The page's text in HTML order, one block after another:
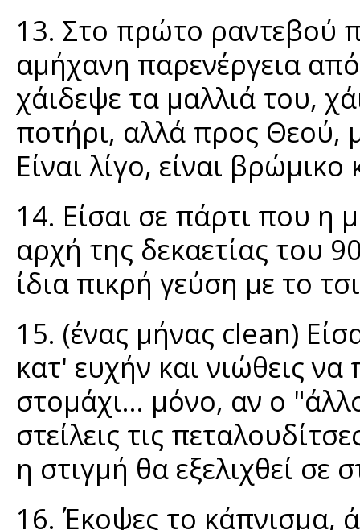
13. Στο πρώτο ραντεβού
αμήχανη παρενέργεια
χάιδεψε τα μαλλιά του,
ποτήρι, αλλά προς Θεού,
Είναι λίγο, είναι βρώμικο
14. Είσαι σε πάρτι που η
αρχή της δεκαετίας του
ίδια πικρή γεύση με το
15. (ένας μήνας clean)
κατ' ευχήν και νιώθεις να
στομάχι... μόνο, αν ο
στείλεις τις
η στιγμή θα εξελιχθεί
16. Έκοψες το κάπνισμα,